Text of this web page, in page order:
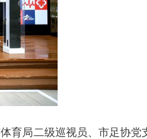
局二级巡视员、市足协党